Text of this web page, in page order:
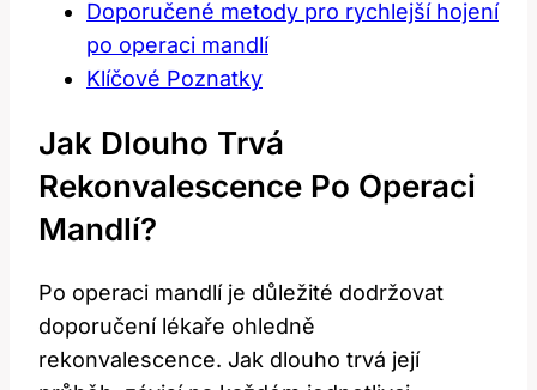
Doporučené metody pro rychlejší hojení
po operaci mandlí
Klíčové Poznatky
Jak Dlouho Trvá
Rekonvalescence Po Operaci
Mandlí?
Po operaci mandlí je důležité dodržovat
⁣doporučení lékaře ohledně
rekonvalescence. Jak ⁣dlouho trvá její